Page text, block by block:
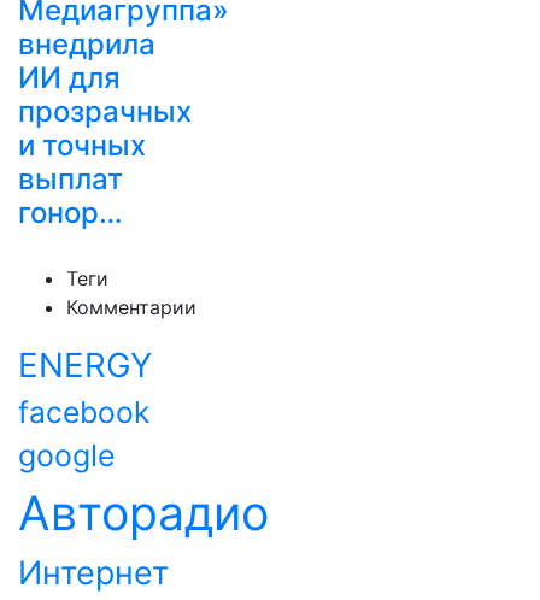
Медиагруппа»
внедрила
ИИ для
прозрачных
и точных
выплат
гонор…
Теги
Комментарии
ENERGY
facebook
google
Авторадио
Интернет